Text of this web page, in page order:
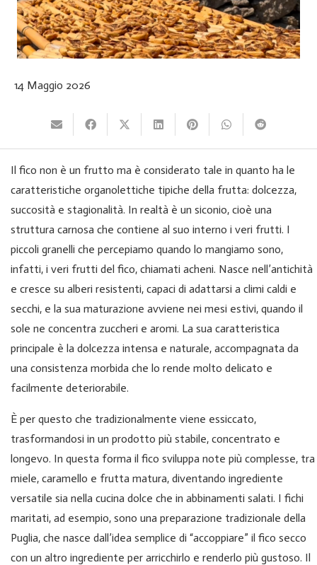
14 Maggio 2026
Il fico non è un frutto ma è considerato tale in quanto ha le
caratteristiche organolettiche tipiche della frutta: dolcezza,
succosità e stagionalità. In realtà è un siconio, cioè una
struttura carnosa che contiene al suo interno i veri frutti. I
piccoli granelli che percepiamo quando lo mangiamo sono,
infatti, i veri frutti del fico, chiamati acheni. Nasce nell’antichità
e cresce su alberi resistenti, capaci di adattarsi a climi caldi e
secchi, e la sua maturazione avviene nei mesi estivi, quando il
sole ne concentra zuccheri e aromi. La sua caratteristica
principale è la dolcezza intensa e naturale, accompagnata da
una consistenza morbida che lo rende molto delicato e
facilmente deteriorabile.
È per questo che tradizionalmente viene essiccato,
trasformandosi in un prodotto più stabile, concentrato e
longevo. In questa forma il fico sviluppa note più complesse, tra
miele, caramello e frutta matura, diventando ingrediente
versatile sia nella cucina dolce che in abbinamenti salati. I fichi
maritati, ad esempio, sono una preparazione tradizionale della
Puglia, che nasce dall’idea semplice di “accoppiare” il fico secco
con un altro ingrediente per arricchirlo e renderlo più gustoso. Il